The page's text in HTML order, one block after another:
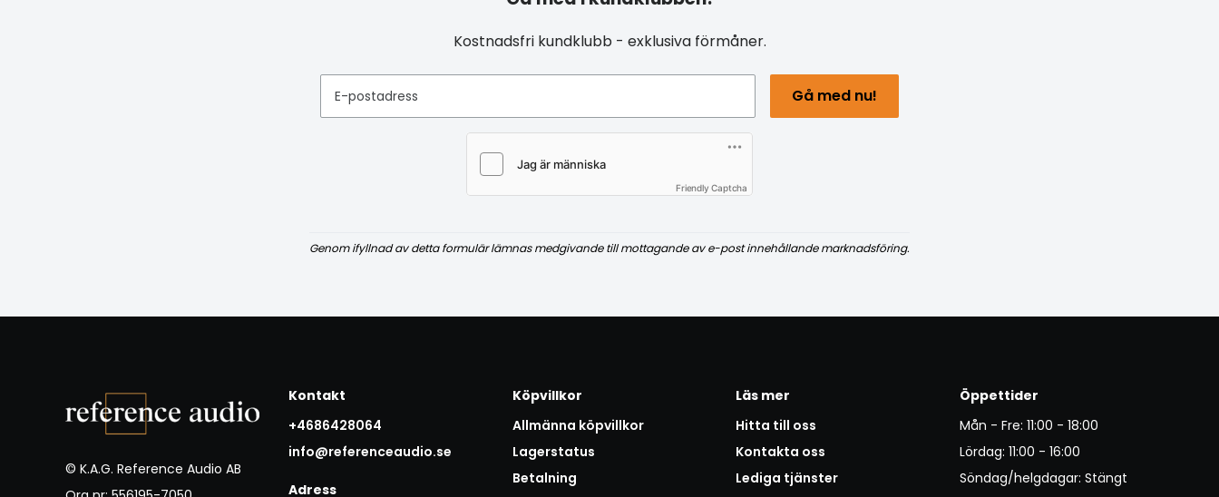
Kostnadsfri kundklubb - exklusiva förmåner.
E-postadress Gå med nu!
Friendly Captcha
Genom ifyllnad av detta formulär lämnas medgivande till mottagande av e-post innehållande marknadsföring.
© K.A.G. Reference Audio AB
Kontakt
+4686428064
info@referenceaudio.se
Adress
Köpvillkor
Allmänna köpvillkor
Lagerstatus
Betalning
Läs mer
Hitta till oss
Kontakta oss
Lediga tjänster
Öppettider
Mån - Fre: 11:00 - 18:00
Lördag: 11:00 - 16:00
Söndag/helgdagar: Stängt